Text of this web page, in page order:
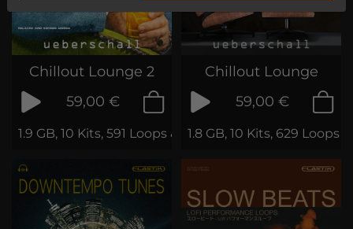
Chillout Lounge 2
59,00 €
1.9 GB, 10 Kits, 591 Loops & Samples
Chillout Lounge
59,00 €
1.8 GB, 10 Kits, 629 Loops